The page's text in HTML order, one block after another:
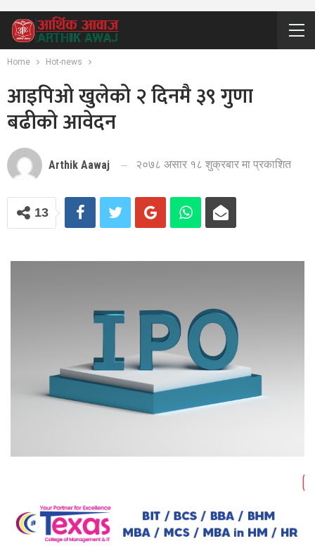
Home Hot-news
आइपिओ खुलेको २ दिनमै ३९ गुणा
बढीको आवेदन
Arthik Aawaj २०७८ असार १८ शुक्रबार मा प्रकाशित
13